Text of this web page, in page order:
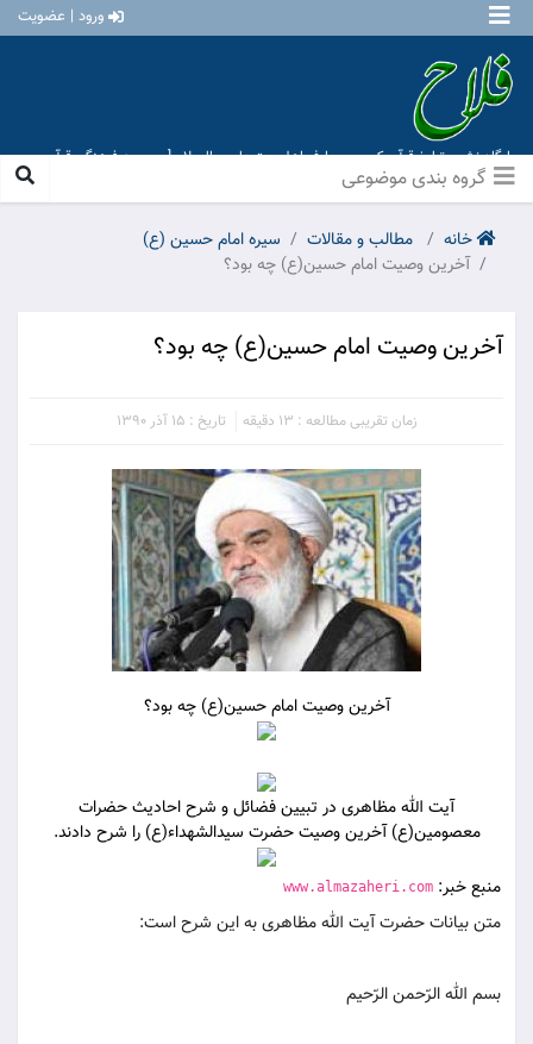
ورود | عضویت
پایگاه نشر و تبلیغ قرآن کریم و معارف اهل بیت علیهم السلام [ موسسه فرهنگی قرآن و
عترت منهاج عشق آباد ]
خانه مطالب و مقالات
سیره امام حسین (ع)
آخرین وصیت امام حسین(ع) چه بود؟
آخرین وصیت امام حسین(ع) چه بود؟
زمان تقریبی مطالعه : 13 دقیقه تاریخ : 15 آذر 1390
آخرین وصیت امام حسین(ع) چه بود؟
آیت الله مظاهری در تبیین فضائل و شرح احادیث حضرات
معصومین(ع) آخرین وصیت حضرت سیدالشهداء(ع) را شرح دادند.
منبع خبر: www.almazaheri.com
متن بیانات حضرت آیت الله مظاهری به این شرح است:
بسم الله الرّحمن الرّحیم